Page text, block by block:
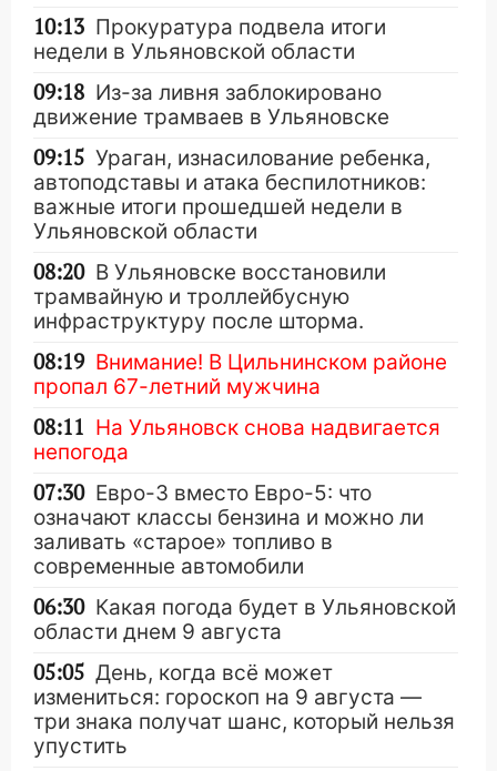
10:13 Прокуратура подвела итоги
недели в Ульяновской области
09:18 Из-за ливня заблокировано
движение трамваев в Ульяновске
09:15 Ураган, изнасилование ребенка,
автоподставы и атака беспилотников:
важные итоги прошедшей недели в
Ульяновской области
08:20 В Ульяновске восстановили
трамвайную и троллейбусную
инфраструктуру после шторма.
08:19 Внимание! В Цильнинском районе
пропал 67-летний мужчина
08:11 На Ульяновск снова надвигается
непогода
07:30 Евро-3 вместо Евро-5: что
означают классы бензина и можно ли
заливать «старое» топливо в
современные автомобили
06:30 Какая погода будет в Ульяновской
области днем 9 августа
05:05 День, когда всё может
измениться: гороскоп на 9 августа —
три знака получат шанс, который нельзя
упустить